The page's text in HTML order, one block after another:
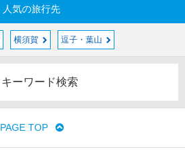
人気の旅行先
横須賀 逗子・葉山
キーワード検索
PAGE TOP